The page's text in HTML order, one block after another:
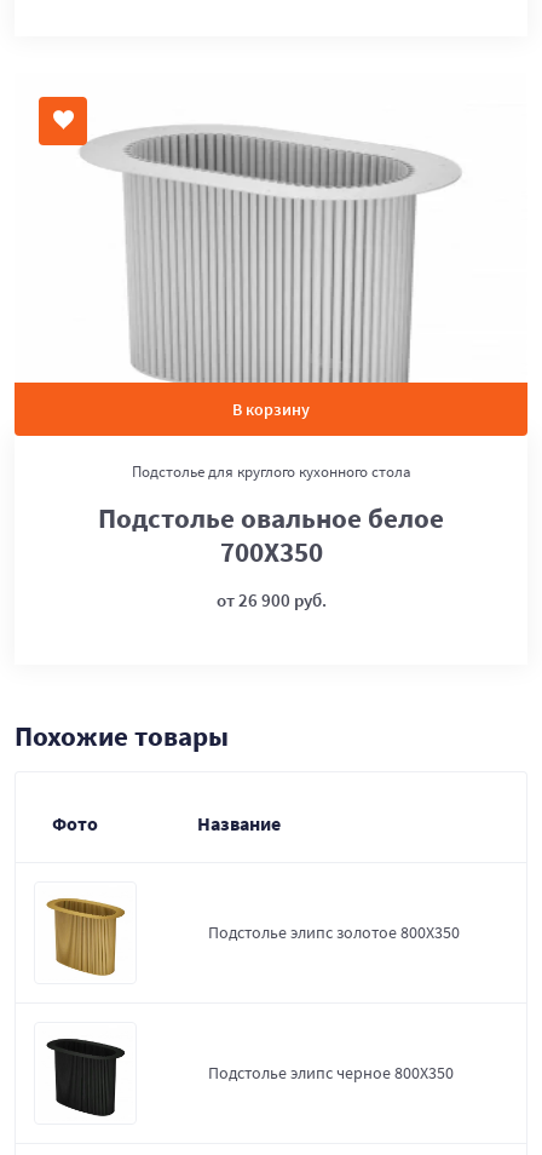
В корзину
Подстолье для круглого кухонного стола
Подстолье овальное белое
700Х350
от 26 900 руб.
Похожие товары
Фото Название
Подстолье элипс золотое 800Х350
Подстолье элипс черное 800Х350